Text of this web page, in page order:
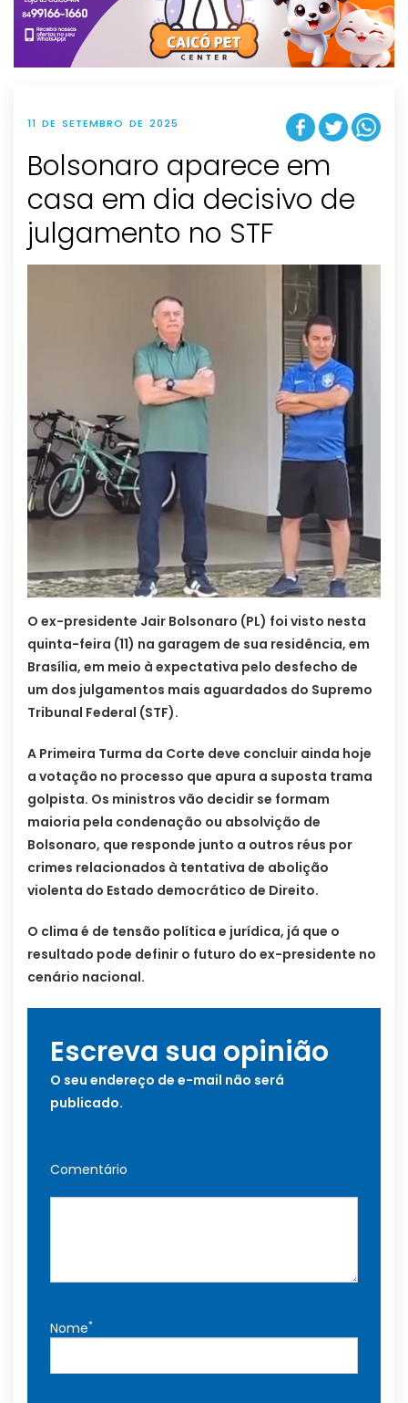
t
i
o
n
11 DE SETEMBRO DE 2025
Bolsonaro aparece em
casa em dia decisivo de
julgamento no STF
O ex-presidente Jair Bolsonaro (PL) foi visto nesta
quinta-feira (11) na garagem de sua residência, em
Brasília, em meio à expectativa pelo desfecho de
um dos julgamentos mais aguardados do Supremo
Tribunal Federal (STF).
A Primeira Turma da Corte deve concluir ainda hoje
a votação no processo que apura a suposta trama
golpista. Os ministros vão decidir se formam
maioria pela condenação ou absolvição de
Bolsonaro, que responde junto a outros réus por
crimes relacionados à tentativa de abolição
violenta do Estado democrático de Direito.
O clima é de tensão política e jurídica, já que o
resultado pode definir o futuro do ex-presidente no
cenário nacional.
Escreva sua opinião
O seu endereço de e-mail não será
publicado.
Comentário
Nome*